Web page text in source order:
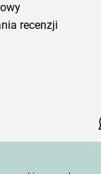
recenzji